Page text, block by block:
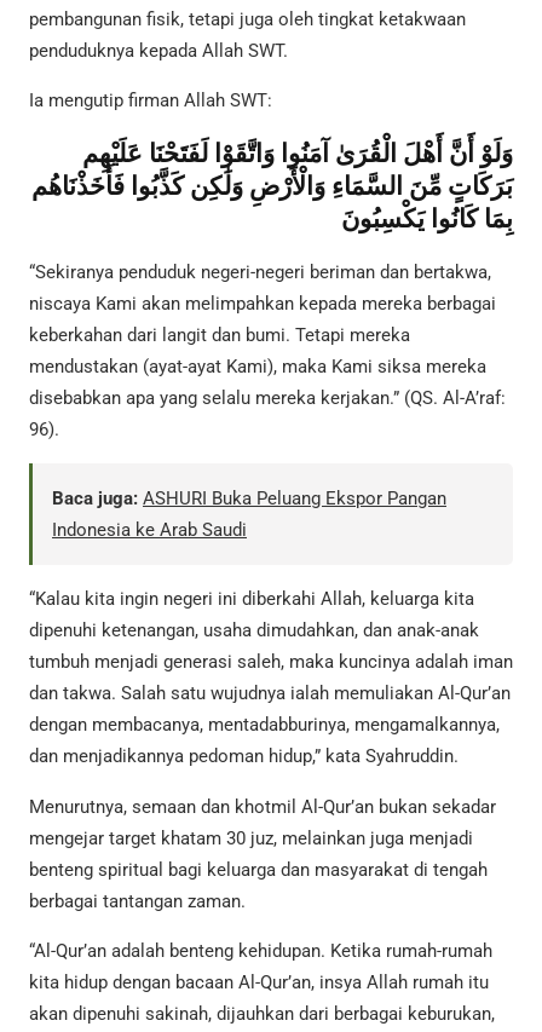
pembangunan fisik, tetapi juga oleh tingkat ketakwaan
penduduknya kepada Allah SWT.
Ia mengutip firman Allah SWT:
وَلَوْ أَنَّ أَهْلَ الْقُرَىٰ آمَنُوا وَاتَّقَوْا لَفَتَحْنَا عَلَيْهِم
بَرَكَاتٍ مِّنَ السَّمَاءِ وَالْأَرْضِ وَلَٰكِن كَذَّبُوا فَأَخَذْنَاهُم
بِمَا كَانُوا يَكْسِبُونَ
“Sekiranya penduduk negeri-negeri beriman dan bertakwa,
niscaya Kami akan melimpahkan kepada mereka berbagai
keberkahan dari langit dan bumi. Tetapi mereka
mendustakan (ayat-ayat Kami), maka Kami siksa mereka
disebabkan apa yang selalu mereka kerjakan.” (QS. Al-A’raf:
96).
Baca juga: ASHURI Buka Peluang Ekspor Pangan
Indonesia ke Arab Saudi
“Kalau kita ingin negeri ini diberkahi Allah, keluarga kita
dipenuhi ketenangan, usaha dimudahkan, dan anak-anak
tumbuh menjadi generasi saleh, maka kuncinya adalah iman
dan takwa. Salah satu wujudnya ialah memuliakan Al-Qur’an
dengan membacanya, mentadabburinya, mengamalkannya,
dan menjadikannya pedoman hidup,” kata Syahruddin.
Menurutnya, semaan dan khotmil Al-Qur’an bukan sekadar
mengejar target khatam 30 juz, melainkan juga menjadi
benteng spiritual bagi keluarga dan masyarakat di tengah
berbagai tantangan zaman.
“Al-Qur’an adalah benteng kehidupan. Ketika rumah-rumah
kita hidup dengan bacaan Al-Qur’an, insya Allah rumah itu
akan dipenuhi sakinah, dijauhkan dari berbagai keburukan,